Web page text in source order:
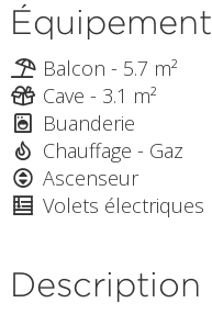
Équipement
Balcon - 5.7 m²
Cave - 3.1 m²
Buanderie
Chauffage - Gaz
Ascenseur
Volets électriques
Description